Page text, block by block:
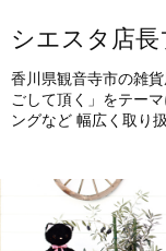
シエスタ店
香川県観音寺市の雑
ごして頂く」をテー
ングなど 幅広く取り